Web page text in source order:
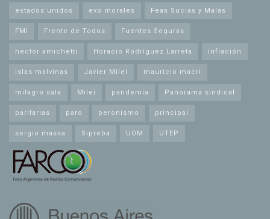
estados unidos evo morales Feas Sucias y Malas
FMI Frente de Todos Fuentes Seguras
hector amichetti Horacio Rodríguez Larreta inflación
islas malvinas Javier Milei mauricio macri
milagro sala Milei pandemia Panorama sindical
paritarias paro peronismo principal
sergio massa Sipreba UOM UTEP